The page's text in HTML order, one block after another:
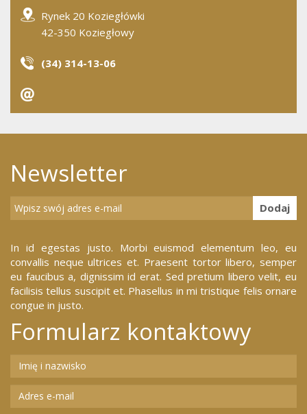
Rynek 20 Koziegłówki
42-350 Koziegłowy
(34) 314-13-06
Newsletter
Dodaj
In id egestas justo. Morbi euismod elementum leo, eu
convallis neque ultrices et. Praesent tortor libero, semper
eu faucibus a, dignissim id erat. Sed pretium libero velit, eu
facilisis tellus suscipit et. Phasellus in mi tristique felis ornare
congue in justo.
Formularz kontaktowy